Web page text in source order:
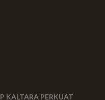
KALTARA PERKUAT